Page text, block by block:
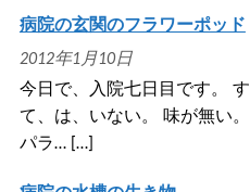
病院の玄関のフラワーポッド
2012年1月10日
今日で、入院七日目です。
て、は、いない。 味が無い
パラ… […]